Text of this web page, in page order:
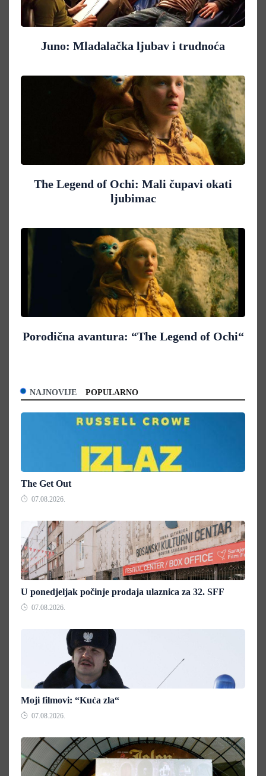
Juno: Mladalačka ljubav i trudnoća
The Legend of Ochi: Mali čupavi okati
ljubimac
Porodična avantura: “The Legend of Ochi“
NAJNOVIJE POPULARNO
The Get Out
07.08.2026.
U ponedjeljak počinje prodaja ulaznica za 32. SFF
07.08.2026.
Moji filmovi: “Kuća zla“
07.08.2026.